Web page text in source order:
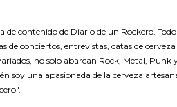
contenido de Diario de un Rockero.
de conciertos, entrevistas, catas de
no solo abarcan Rock, Metal, Punk
soy una apasionada de la cerveza